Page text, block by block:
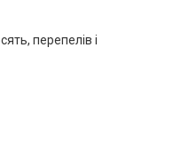
перепелів і